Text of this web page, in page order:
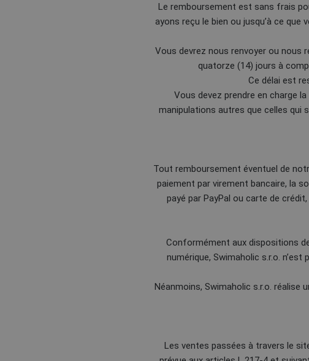
Le remboursement est sans frais
ayons reçu le bien ou jusqu’à ce que
Vous devrez nous renvoyer ou nous
quatorze (14) jours à
Ce délai est
Vous devez prendre en charge
manipulations autres que celles qui
Tout remboursement éventuel de
paiement par virement bancaire, la
payé par PayPal ou carte de
Conformément aux dispositions de
numérique, Swimaholic s.r.o.
Néanmoins, Swimaholic s.r.o. réalise
Les ventes passées à travers le